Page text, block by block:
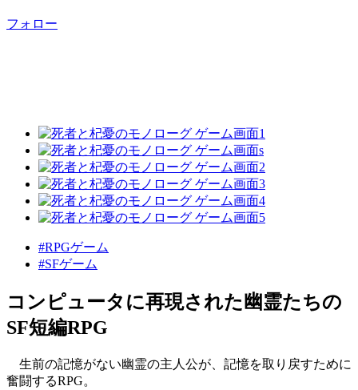
フォロー
#RPGゲーム
#SFゲーム
コンピュータに再現された幽霊たちの
SF短編RPG
生前の記憶がない幽霊の主人公が、記憶を取り戻すために
奮闘するRPG。